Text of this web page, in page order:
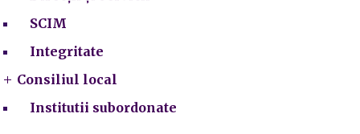
SCIM
Integritate
Consiliul local
Institutii subordonate